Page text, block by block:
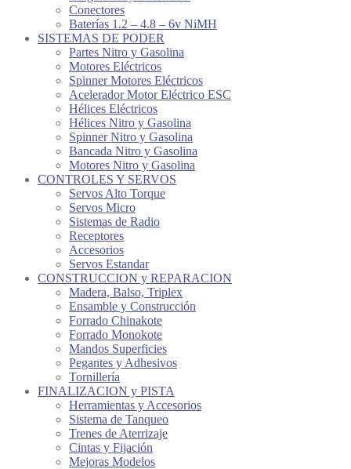
Conectores
Baterías 1.2 – 4.8 – 6v NiMH
SISTEMAS DE PODER
Partes Nitro y Gasolina
Motores Eléctricos
Spinner Motores Eléctricos
Acelerador Motor Eléctrico ESC
Hélices Eléctricos
Hélices Nitro y Gasolina
Spinner Nitro y Gasolina
Bancada Nitro y Gasolina
Motores Nitro y Gasolina
CONTROLES Y SERVOS
Servos Alto Torque
Servos Micro
Sistemas de Radio
Receptores
Accesorios
Servos Estandar
CONSTRUCCION y REPARACION
Madera, Balso, Triplex
Ensamble y Construcción
Forrado Chinakote
Forrado Monokote
Mandos Superficies
Pegantes y Adhesivos
Tornillería
FINALIZACION y PISTA
Herramientas y Accesorios
Sistema de Tanqueo
Trenes de Aterrizaje
Cintas y Fijación
Mejoras Modelos